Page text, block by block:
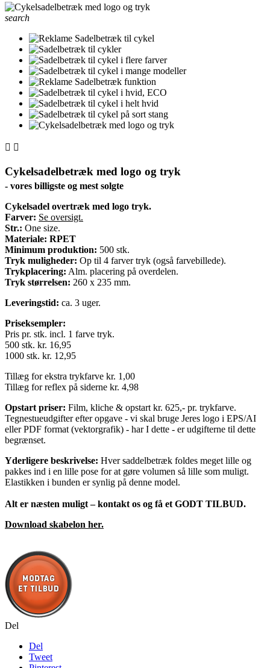
search
 
Cykelsadelbetræk med logo og tryk
- vores billigste og mest solgte
Cykelsadel overtræk med logo tryk.
Farver: Se oversigt.
Str.: One size.
Materiale: RPET
Minimum produktion: 500 stk.
Tryk muligheder: Op til 4 farver tryk (også farvebillede).
Trykplacering: Alm. placering på overdelen.
Tryk størrelsen: 260 x 235 mm.
Leveringstid: ca. 3 uger.
Priseksempler:
Pris pr. stk. incl. 1 farve tryk.
500 stk. kr. 16,95
1000 stk. kr. 12,95
Tillæg for ekstra trykfarve kr. 1,00
Tillæg for reflex på siderne kr. 4,98
Opstart priser: Film, kliche & opstart kr. 625,- pr. trykfarve.
Tegnestueudgifter efter opgave - vi skal bruge Jeres logo i EPS/AI
eller PDF format (vektorgrafik) - har I dette - er udgifterne til dette
begrænset.
Yderligere beskrivelse: Hver saddelbetræk foldes meget lille og
pakkes ind i en lille pose for at gøre volumen så lille som muligt.
Elastikken i bunden er synlig på denne model.
Alt er næsten muligt – kontakt os og få et GODT TILBUD.
Download skabelon her.
Del
Del
Tweet